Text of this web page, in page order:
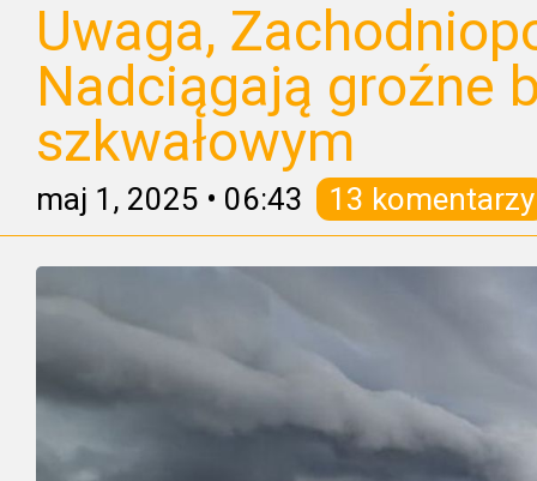
Uwaga,
Nadciągają groźne
szkwałowym
maj 1, 2025 • 06:43 13 komentarzy